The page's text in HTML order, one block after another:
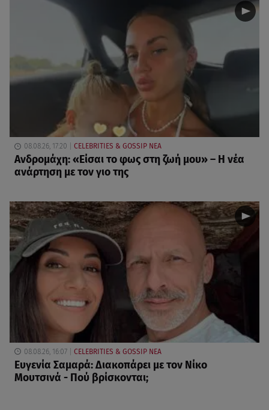
08.08.26, 17:20 CELEBRITIES & GOSSIP ΝΕΑ
Ανδρομάχη: «Είσαι το φως στη ζωή μου» – Η νέα
ανάρτηση με τον γιο της
08.08.26, 16:07 CELEBRITIES & GOSSIP ΝΕΑ
Ευγενία Σαμαρά: Διακοπάρει με τον Νίκο
Μουτσινά - Πού βρίσκονται;